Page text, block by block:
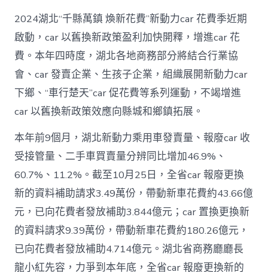
2024湖北“千縣萬鎮 煥新花費”新動力car 花費季近期
啟動，car 以舊換新政策盈利加快開釋，增進car 花
費。本年四時度，湖北各地商務部分將結合行業協
會、car 發賣企業、生孩子企業，組織展開新動力car
下鄉、“車行楚天”car 促花費等系列運動，不竭增進
car 以舊換新政策效應向縣城和鄉鎮拓展。
本年前9個月，湖北新動力乘用車發賣量、報廢car 收
受接管量、二手車買賣量分辨同比增加46.9%、
60.7%、11.2%。截至10月25日，全省car 報廢更換
新的資料補助請求3.49萬份，帶動新車花費約43.66億
元，已向花費者發放補助3.844億元；car 置換更換新
的資料請求9.39萬份，帶動新車花費約180.26億元，
已向花費者發放補助4.714億元。湖北省商務廳廳長
龍小紅先容，力爭到本年底，全省car 報廢更換新的